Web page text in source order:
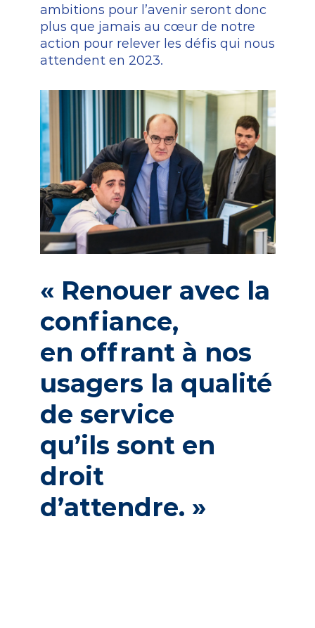
ambitions pour l’avenir seront donc
plus que jamais au cœur de notre
action pour relever les défis qui nous
attendent en 2023.
« Renouer avec la
confiance,
en offrant à nos
usagers la qualité
de service
qu’ils sont en
droit
d’attendre. »